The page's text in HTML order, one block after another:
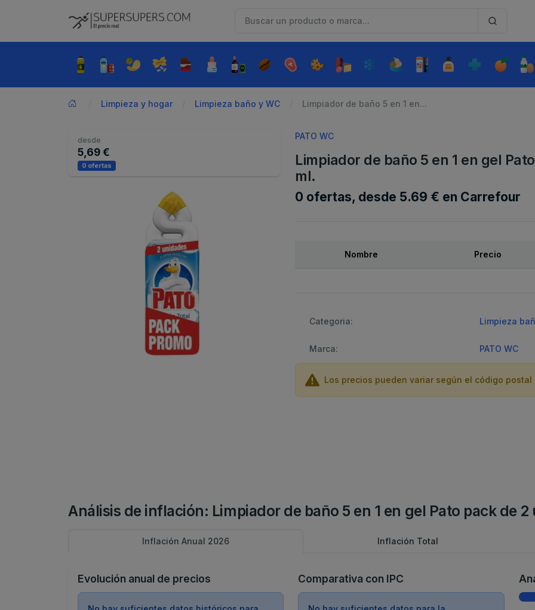
Limpieza y hogar Limpieza baño y WC Limpiador de baño 5 en 1 en...
desde
5,69 €
0 ofertas
PATO WC
Limpiador de baño 5 en 1 en gel
ml.
0 ofertas, desde 5.69 € en Carrefour
Nombre Precio
Categoria: Limpieza
Marca: PATO WC
Los precios pueden variar según el código
Análisis de inflación: Limpiador de baño 5 en 1 en gel Pato pack de
Inflación Anual 2026 Inflación Total
Evolución anual de precios Comparativa con IPC